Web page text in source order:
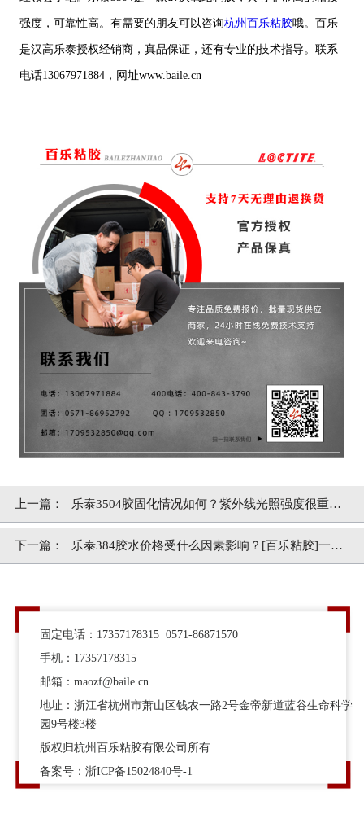
强度，可靠性高。有需要的朋友可以咨询杭州百乐粘胶哦。百乐
是汉高乐泰授权经销商，真品保证，还有专业的技术指导。联系
电话13067971884，网址www.baile.cn
上一篇： 乐泰3504胶固化情况如何？紫外线光照强度很重要
[百乐粘胶]
下一篇： 乐泰384胶水价格受什么因素影响？[百乐粘胶]一手
固定电话：17357178315 0571-86871570
手机：17357178315
邮箱：maozf@baile.cn
地址：浙江省杭州市萧山区钱农一路2号金帝新道蓝谷生命科学
园9号楼3楼
版权归杭州百乐粘胶有限公司所有
备案号：浙ICP备15024840号-1